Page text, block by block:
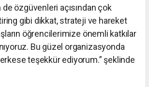
özgüvenleri açısından çok
gibi dikkat, strateji ve hareket
öğrencilerimize önemli katkılar
Bu güzel organizasyonda
teşekkür ediyorum.” şeklinde